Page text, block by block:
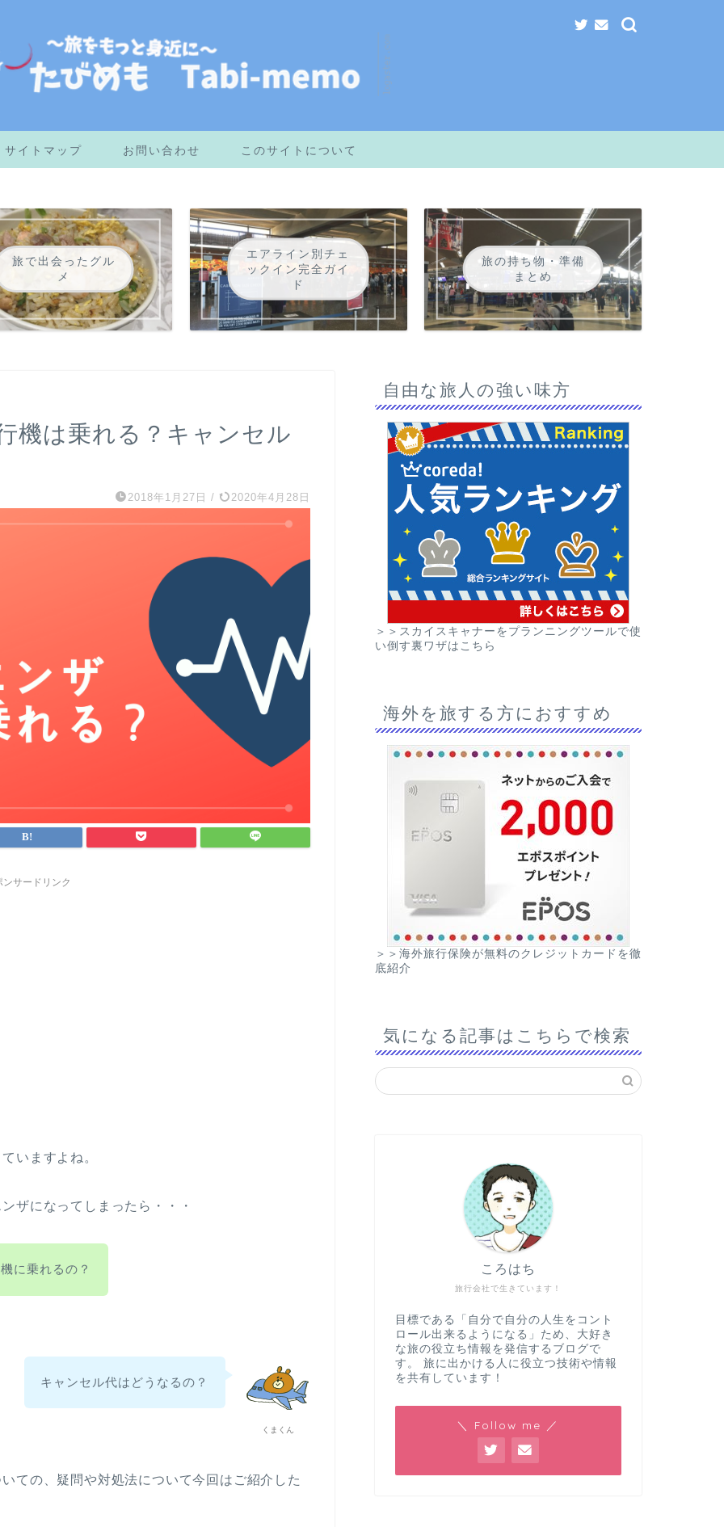
サイトマップ お問い合わせ このサイトについて
旅で出会ったグル
メ
エアライン別チェ
ックイン完全ガイ
ド
旅の持ち物・準備
まとめ
機は乗れる？キャンセル
2018年1月27日 / 2020年4月28日
ンサードリンク
いますよね。
ザになってしまったら・・・
に乗れるの？
くまくん
キャンセル代はどうなるの？
ての、疑問や対処法について今回はご紹介した
自由な旅人の強い味方
＞＞スカイスキャナーをプランニングツールで使
い倒す裏ワザはこちら
海外を旅する方におすすめ
＞＞海外旅行保険が無料のクレジットカードを徹
底紹介
気になる記事はこちらで検索
旅行会社で生きています！
ころはち
目標である「自分で自分の人生をコント
ロール出来るようになる」ため、大好き
な旅の役立ち情報を発信するブログで
す。 旅に出かける人に役立つ技術や情報
を共有しています！
＼ Follow me ／